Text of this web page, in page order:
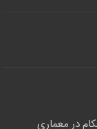
در معماری